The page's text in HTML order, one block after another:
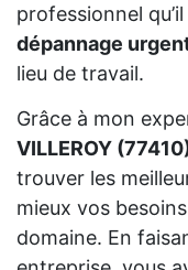
professionnel
dépannage
lieu de travail.
Grâce à mon
VILLEROY
trouver les
mieux vos
domaine. En